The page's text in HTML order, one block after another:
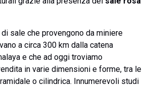
sale che provengono da miniere
a circa 300 km dalla catena
e che ad oggi troviamo
in varie dimensioni e forme, tra le
o cilindrica. Innumerevoli studi